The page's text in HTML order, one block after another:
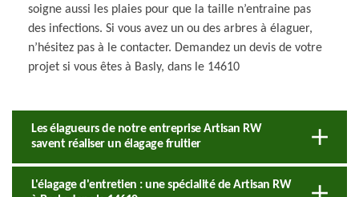
soigne aussi les plaies pour que la taille n’entraine pas
des infections. Si vous avez un ou des arbres à élaguer,
n’hésitez pas à le contacter. Demandez un devis de votre
projet si vous êtes à Basly, dans le 14610
Les élagueurs de notre entreprise Artisan RW
savent réaliser un élagage fruitier
L'élagage d'entretien : une spécialité de Artisan RW